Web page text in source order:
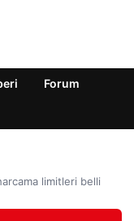
Forum
limitleri belli